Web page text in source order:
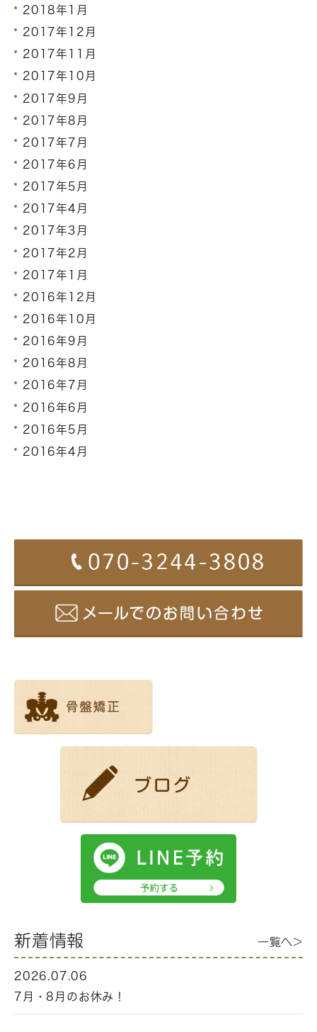
2018年1月
2017年12月
2017年11月
2017年10月
2017年9月
2017年8月
2017年7月
2017年6月
2017年5月
2017年4月
2017年3月
2017年2月
2017年1月
2016年12月
2016年10月
2016年9月
2016年8月
2016年7月
2016年6月
2016年5月
2016年4月
新着情報 一覧へ>
2026.07.06
7月・8月のお休み！